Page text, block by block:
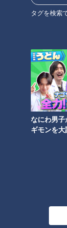
タグを検索
なにわ男子
ギモンを大
フード『パッショ
加藤愛アナが愛知
『大砲巻』を調査